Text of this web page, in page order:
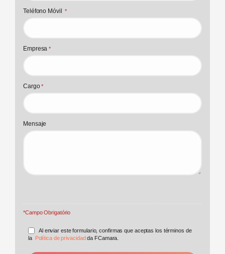
Teléfono Móvil*
Empresa*
Cargo*
Mensaje
*Campo Obrigatório
Al enviar este formulario, confirmas que aceptas los términos de
la
Política de privacidad da FCamara.